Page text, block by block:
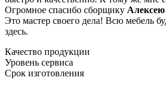
Огромное спасибо сборщику Алексею
Это мастер своего дела! Всю мебель
здесь.
Качество продукции
Уровень сервиса
Срок изготовления